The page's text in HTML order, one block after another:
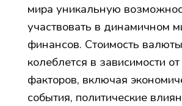
мира уникальную
участвовать в динамичном
финансов. Стоимость
колеблется в зависимости
факторов, включая
события, политические